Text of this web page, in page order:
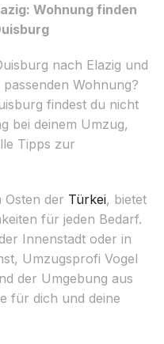
Wohnung finden
nach Elazig und
Wohnung?
findest du nicht
bei deinem Umzug,
Tipps zur
Osten der Türkei, bietet
für jeden Bedarf.
Innenstadt oder in
Umzugsprofi Vogel
der Umgebung aus
für dich und deine